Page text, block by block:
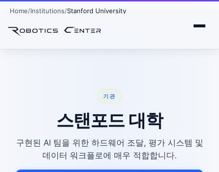
Home Institutions Stanford University
기관
스탠포드 대학
구현된 AI 팀을 위한 하드웨어 조달, 평가 시스템 및
데이터 워크플로에 매우 적합합니다.